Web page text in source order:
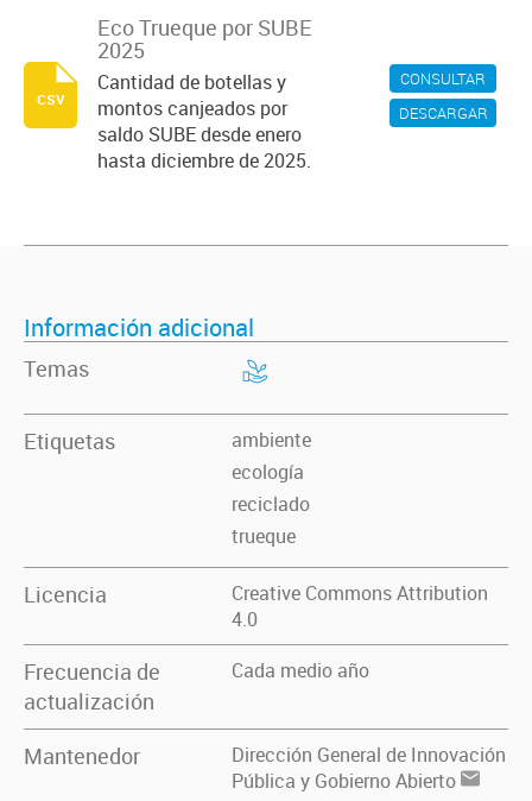
CONSULTAR
DESCARGAR
Eco Trueque por SUBE
2025
Cantidad de botellas y
montos canjeados por
saldo SUBE desde enero
hasta diciembre de 2025.
csv
Información adicional
Temas
Etiquetas
ambiente
ecología
reciclado
trueque
Licencia
Creative Commons Attribution
4.0
Frecuencia de
actualización
Cada medio año
Mantenedor
Dirección General de Innovación
Pública y Gobierno Abierto